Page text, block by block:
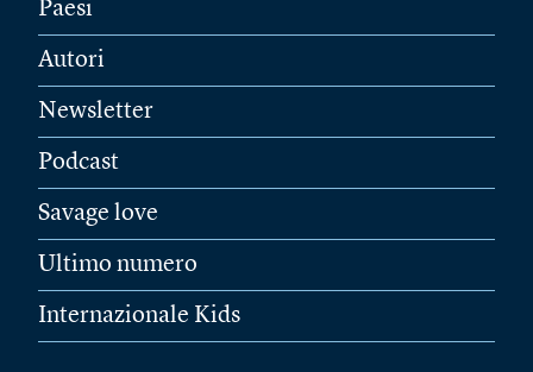
Paesi
Autori
Newsletter
Podcast
Savage love
Ultimo numero
Internazionale Kids